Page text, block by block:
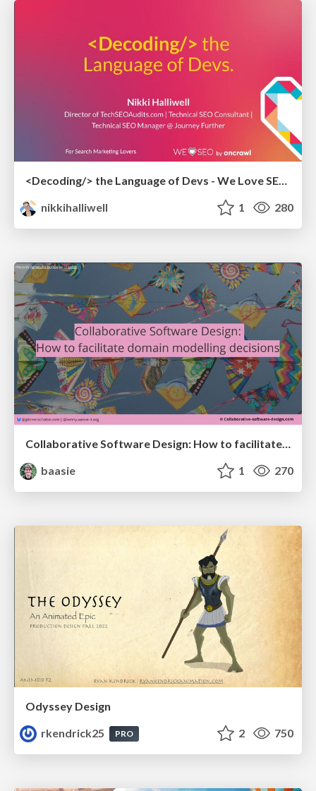
<Decoding/> the Language of Devs - We Love SEO 2024
nikkihalliwell
1 280
Collaborative Software Design: How to facilitate domain modelling decisions
baasie
1 270
Odyssey Design
rkendrick25
PRO 2 750